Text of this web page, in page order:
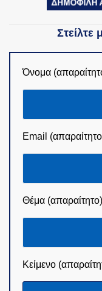
Στείλτε
Όνομα
Email
Θέμα (απαραίτητο)
Κείμενο